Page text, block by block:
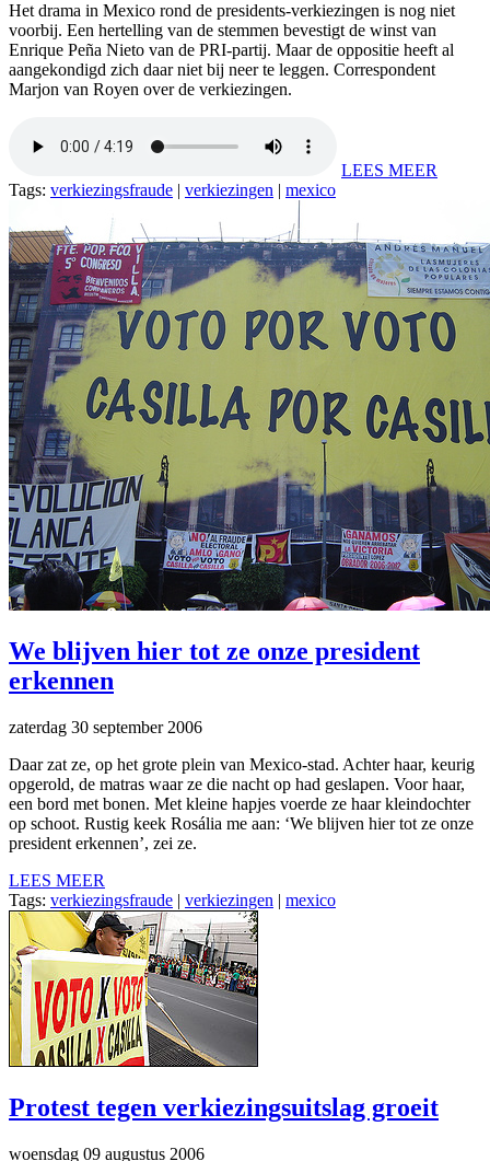
Het drama in Mexico rond de presidents-verkiezingen is nog niet
voorbij. Een hertelling van de stemmen bevestigt de winst van
Enrique Peña Nieto van de PRI-partij. Maar de oppositie heeft al
aangekondigd zich daar niet bij neer te leggen. Correspondent
Marjon van Royen over de verkiezingen.
LEES MEER
Tags: verkiezingsfraude | verkiezingen | mexico
We blijven hier tot ze onze president
erkennen
zaterdag 30 september 2006
Daar zat ze, op het grote plein van Mexico-stad. Achter haar, keurig
opgerold, de matras waar ze die nacht op had geslapen. Voor haar,
een bord met bonen. Met kleine hapjes voerde ze haar kleindochter
op schoot. Rustig keek Rosália me aan: ‘We blijven hier tot ze onze
president erkennen’, zei ze.
LEES MEER
Tags: verkiezingsfraude | verkiezingen | mexico
Protest tegen verkiezingsuitslag groeit
woensdag 09 augustus 2006